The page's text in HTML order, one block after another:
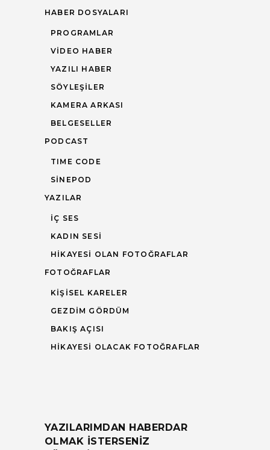
HABER DOSYALARI
PROGRAMLAR
VIDEO HABER
YAZILI HABER
SÖYLEŞILER
KAMERA ARKASI
BELGESELLER
PODCAST
TIME CODE
SINEPOD
YAZILAR
İÇ SES
KADIN SESI
HIKAYESI OLAN FOTOĞRAFLAR
FOTOĞRAFLAR
KIŞISEL KARELER
GEZDIM GÖRDÜM
BAKIŞ AÇISI
HIKAYESI OLACAK FOTOĞRAFLAR
YAZILARIMDAN HABERDAR
OLMAK ISTERSENIZ